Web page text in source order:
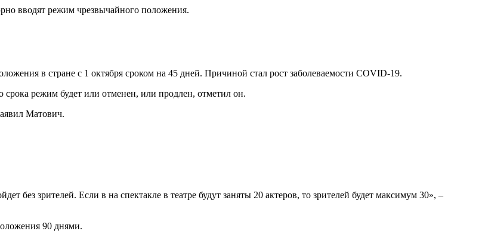
вводят режим чрезвычайного положения.
в стране с 1 октября сроком на 45 дней. Причиной стал рост заболеваемости COVID-19.
режим будет или отменен, или продлен, отметил он.
Матович.
без зрителей. Если в на спектакле в театре будут заняты 20 актеров, то зрителей будет максимум 30», –
90 днями.